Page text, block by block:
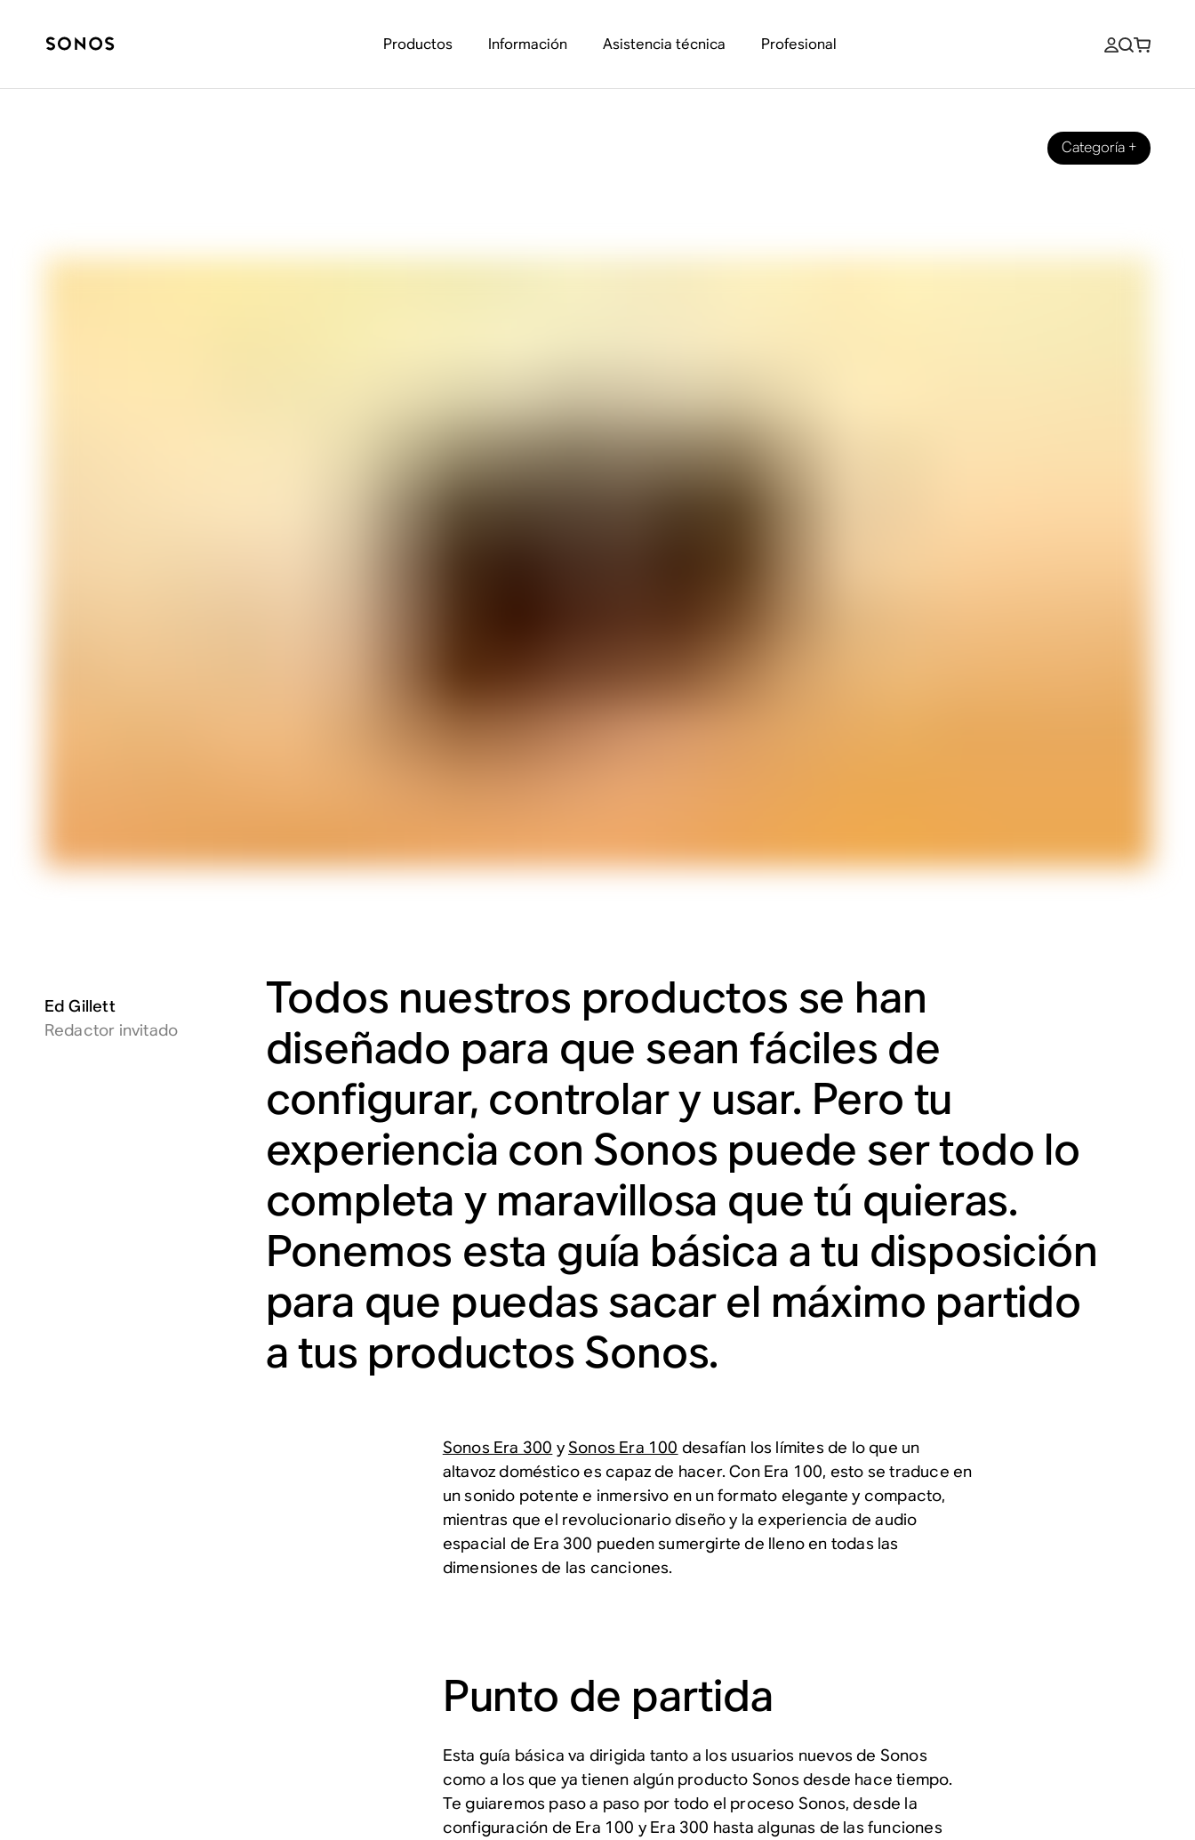
Productos Información Asistencia técnica Profesional
Categoría +
Ed Gillett
Redactor invitado
Todos nuestros productos se han
diseñado para que sean fáciles de
configurar, controlar y usar. Pero tu
experiencia con Sonos puede ser todo lo
completa y maravillosa que tú quieras.
Ponemos esta guía básica a tu disposición
para que puedas sacar el máximo partido
a tus productos Sonos.
Sonos Era 300 ySonos Era 100 desafían los límites de lo que un
altavoz doméstico es capaz de hacer. Con Era 100, esto se traduce en
un sonido potente e inmersivo en un formato elegante y compacto,
mientras que el revolucionario diseño y la experiencia de audio
espacial de Era 300 pueden sumergirte de lleno en todas las
dimensiones de las canciones.
Punto de partida
Esta guía básica va dirigida tanto a los usuarios nuevos de Sonos
como a los que ya tienen algún producto Sonos desde hace tiempo.
Te guiaremos paso a paso por todo el proceso Sonos, desde la
configuración de Era 100 y Era 300 hasta algunas de las funciones